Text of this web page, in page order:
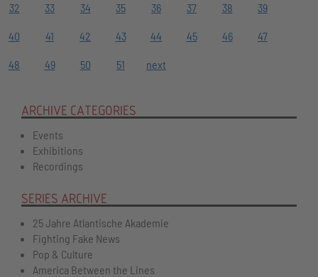
32 33 34 35 36 37 38 39
40 41 42 43 44 45 46 47
48 49 50 51 next
ARCHIVE CATEGORIES
Events
Exhibitions
Recordings
SERIES ARCHIVE
25 Jahre Atlantische Akademie
Fighting Fake News
Pop & Culture
America Between the Lines